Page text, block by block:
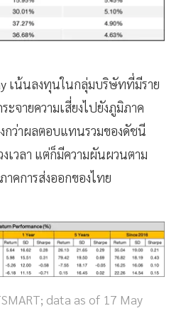
เน้นลงทุนในกลุ่มบริษัทที่มีราย
ะจายความเสี่ยงไปยังภูมิภาค
ว่าผลตอบแทนรวมของดัชนี
เวลา แต่ก็มีความผันผวนตาม
คการส่งออกของไทย
data as of 17 May